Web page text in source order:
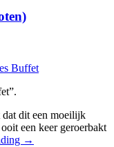
Buffet
dat dit een moeilijk
een keer geroerbakt
→